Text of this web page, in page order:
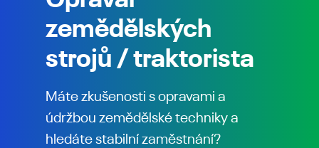
zemědělských
strojů / traktorista
Máte zkušenosti s opravami a
údržbou zemědělské techniky a
hledáte stabilní zaměstnání?